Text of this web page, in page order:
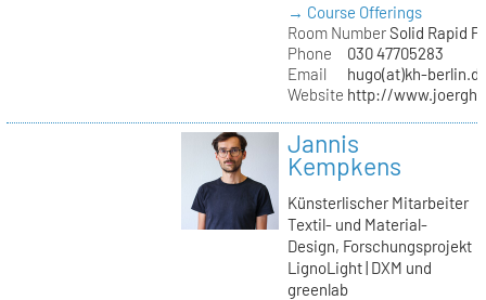
→ Course Offerings
Room NumberSolid Rapid
Phone
030 47705283
Email
hugo(at)kh-
Website http://
Jannis
Kempkens
Künsterlischer Mitarbeiter
Textil- und Material-
Design, Forschungsprojekt
LignoLight | DXM und
greenlab